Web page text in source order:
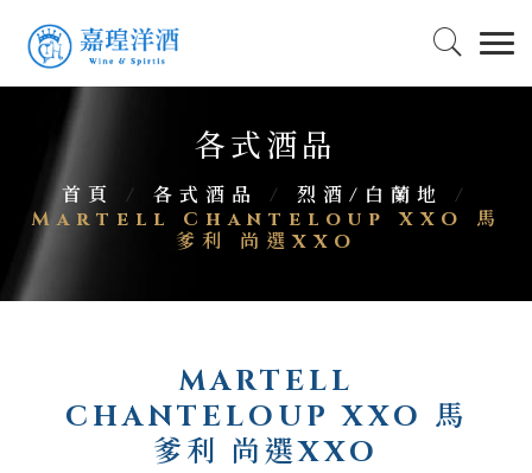
各式酒品
首頁 / 各式酒品 / 烈酒/白蘭地
/
Martell Chanteloup XXO 馬
爹利 尚選XXO
MARTELL
CHANTELOUP XXO 馬
爹利 尚選XXO